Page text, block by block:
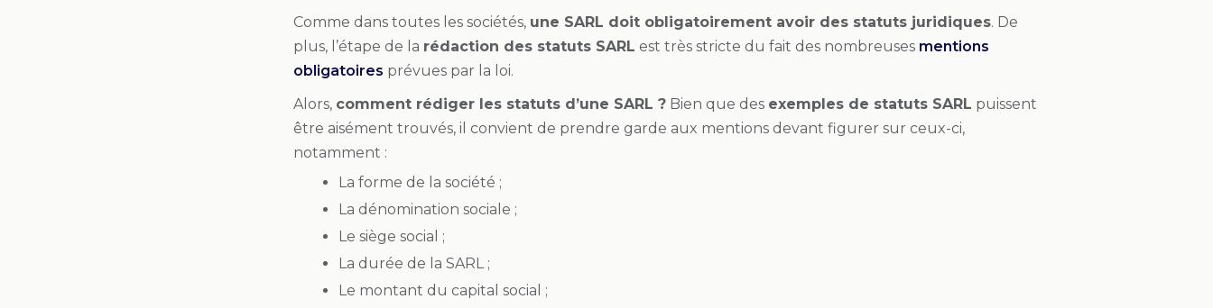
Comme dans toutes les sociétés, une SARL doit obligatoirement avoir des statuts juridiques. De
plus, l’étape de la rédaction des statuts SARL est très stricte du fait des nombreuses mentions
obligatoires prévues par la loi.
Alors, comment rédiger les statuts d’une SARL ? Bien que des exemples de statuts SARL puissent
être aisément trouvés, il convient de prendre garde aux mentions devant figurer sur ceux-ci,
notamment :
La forme de la société ;
La dénomination sociale ;
Le siège social ;
La durée de la SARL ;
Le montant du capital social ;